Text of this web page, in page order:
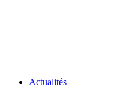
Actualités